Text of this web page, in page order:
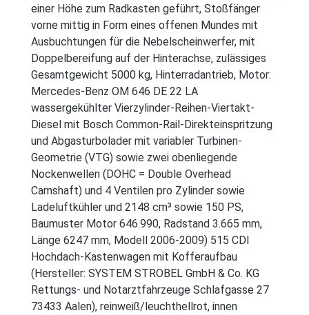
einer Höhe zum Radkasten geführt, Stoßfänger
vorne mittig in Form eines offenen Mundes mit
Ausbuchtungen für die Nebelscheinwerfer, mit
Doppelbereifung auf der Hinterachse, zulässiges
Gesamtgewicht 5000 kg, Hinterradantrieb, Motor:
Mercedes-Benz OM 646 DE 22 LA
wassergekühlter Vierzylinder-Reihen-Viertakt-
Diesel mit Bosch Common-Rail-Direkteinspritzung
und Abgasturbolader mit variabler Turbinen-
Geometrie (VTG) sowie zwei obenliegende
Nockenwellen (DOHC = Double Overhead
Camshaft) und 4 Ventilen pro Zylinder sowie
Ladeluftkühler und 2148 cm³ sowie 150 PS,
Baumuster Motor 646.990, Radstand 3.665 mm,
Länge 6247 mm, Modell 2006-2009) 515 CDI
Hochdach-Kastenwagen mit Kofferaufbau
(Hersteller: SYSTEM STROBEL GmbH & Co. KG
Rettungs- und Notarztfahrzeuge Schlafgasse 27
73433 Aalen), reinweiß/leuchthellrot, innen